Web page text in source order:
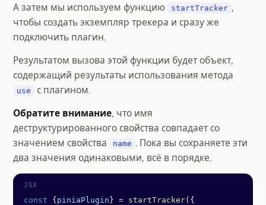
А затем мы используем функцию startTracker ,
чтобы создать экземпляр трекера и сразу же
подключить плагин.
Результатом вызова этой функции будет объект,
содержащий результаты использования метода
use с плагином.
Обратите внимание, что имя
деструктурированного свойства совпадает со
значением свойства
name . Пока вы сохраняете эти
два значения одинаковыми, всё в порядке.
const { piniaPlugin } = startTracker({